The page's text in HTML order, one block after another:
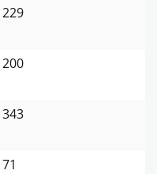
229
200
343
71